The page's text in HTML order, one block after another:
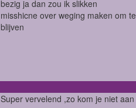
bezig ja dan zou ik slikken
misshicne over weging maken om
blijven
Super vervelend ,zo kom je niet